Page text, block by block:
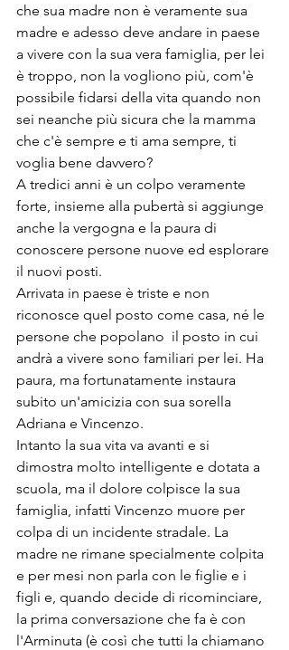
che sua madre non è veramente sua
madre e adesso deve andare in paese
a vivere con la sua vera famiglia, per lei
è troppo, non la vogliono più, com'è
possibile fidarsi della vita quando non
sei neanche più sicura che la mamma
che c'è sempre e ti ama sempre, ti
voglia bene davvero?
A tredici anni è un colpo veramente
forte, insieme alla pubertà si aggiunge
anche la vergogna e la paura di
conoscere persone nuove ed esplorare
il nuovi posti.
Arrivata in paese è triste e non
riconosce quel posto come casa, né le
persone che popolano  il posto in cui
andrà a vivere sono familiari per lei. Ha
paura, ma fortunatamente instaura
subito un'amicizia con sua sorella
Adriana e Vincenzo.
Intanto la sua vita va avanti e si
dimostra molto intelligente e dotata a
scuola, ma il dolore colpisce la sua
famiglia, infatti Vincenzo muore per
colpa di un incidente stradale. La
madre ne rimane specialmente colpita
e per mesi non parla con le figlie e i
figli e, quando decide di ricominciare,
la prima conversazione che fa è con
l'Arminuta (è così che tutti la chiamano